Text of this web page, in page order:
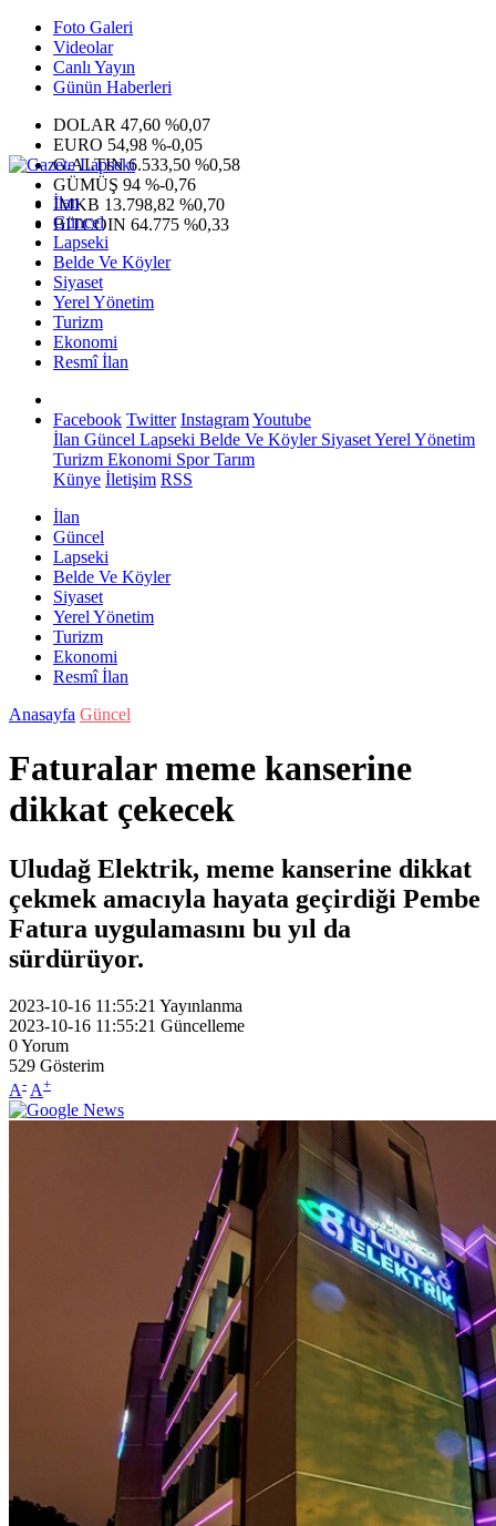
Foto Galeri
Videolar
Canlı Yayın
Günün Haberleri
DOLAR 47,60 %0,07
EURO 54,98 %-0,05
G.ALTIN6.533,50 %0,58
GÜMÜŞ 94 %-0,76
IMKB 13.798,82 %0,70
BITCOIN 64.775 %0,33
İlan
Güncel
Lapseki
Belde Ve Köyler
Siyaset
Yerel Yönetim
Turizm
Ekonomi
Resmî İlan
Facebook Twitter InstagramYoutube
İlan Güncel Lapseki Belde Ve KöylerSiyasetYerel Yönetim
Turizm Ekonomi SporTarım
Künye İletişim RSS
İlan
Güncel
Lapseki
Belde Ve Köyler
Siyaset
Yerel Yönetim
Turizm
Ekonomi
Resmî İlan
Anasayfa Güncel
Faturalar meme kanserine
dikkat çekecek
Uludağ Elektrik, meme kanserine dikkat
çekmek amacıyla hayata geçirdiği Pembe
Fatura uygulamasını bu yıl da
sürdürüyor.
2023-10-16 11:55:21 Yayınlanma
2023-10-16 11:55:21 Güncelleme
0Yorum
529 Gösterim
A- A+